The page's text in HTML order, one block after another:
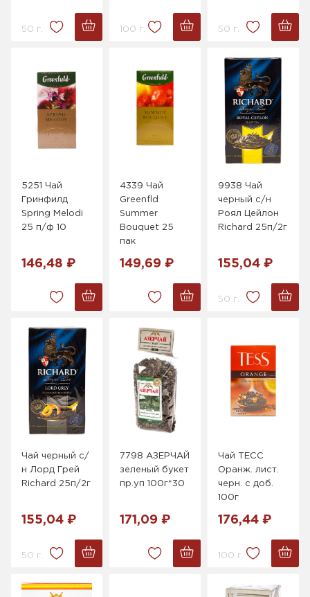
50 г. 100 г. 50 г.
5251 Чай
Гринфилд
Spring Melodi
25 п/ф 10
146,48 ₽
4339 Чай
Greenfld
Summer
Bouquet 25
пак
149,69 ₽
9938 Чай
черный с/н
Роял Цейлон
Richard 25п/2г
155,04 ₽
50 г.
Чай черный с/
н Лорд Грей
Richard 25п/2г
155,04 ₽
50 г.
7798 АЗЕРЧАЙ
зеленый букет
пр.уп 100г*30
171,09 ₽
Чай ТЕСС
Оранж. лист.
черн. с доб.
100г
176,44 ₽
100 г.